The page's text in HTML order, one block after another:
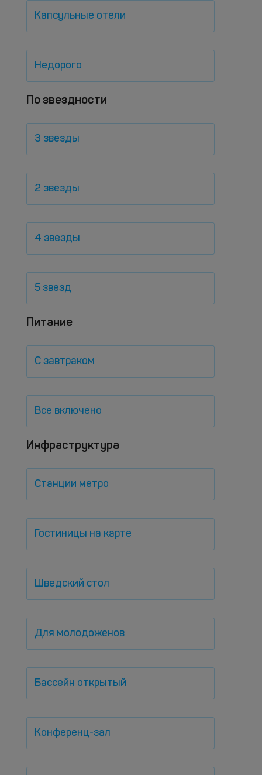
Капсульные отели
Недорого
По звездности
3 звезды
2 звезды
4 звезды
5 звезд
Питание
С завтраком
Все включено
Инфраструктура
Станции метро
Гостиницы на карте
Шведский стол
Для молодоженов
Бассейн открытый
Конференц-зал